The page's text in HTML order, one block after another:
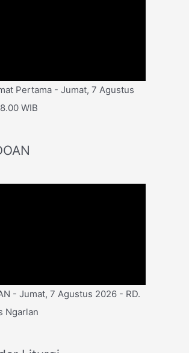
Pertama - Jumat, 7 Agustus
WIB
- Jumat, 7 Agustus 2026 - RD.
Ngarlan